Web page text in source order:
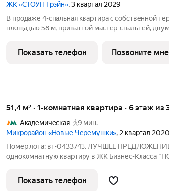
ЖК «СТОУН Грэйн», 3 квартал 2029
В продаже 4-спальная квартира с собственной
площадью 58 м, приватной мастер-спальней,
Просторная кухня-гостиная позволит собраться
уютной обстановке, а с террасы можно
Показать телефон Позвоните мне
51,4 м² · 1-комнатная квартира · 6 этаж из
Академическая
9 мин.
Микрорайон «Новые Черемушки», 2 квартал 2020
Номер лота: вт-0433743. ЛУЧШЕЕ
однокомнатную квартиру в ЖК Бизнес-Класса
Круглосуточная охрана. Видеонаблюдение.
2020 года. Квартира с
Показать телефон